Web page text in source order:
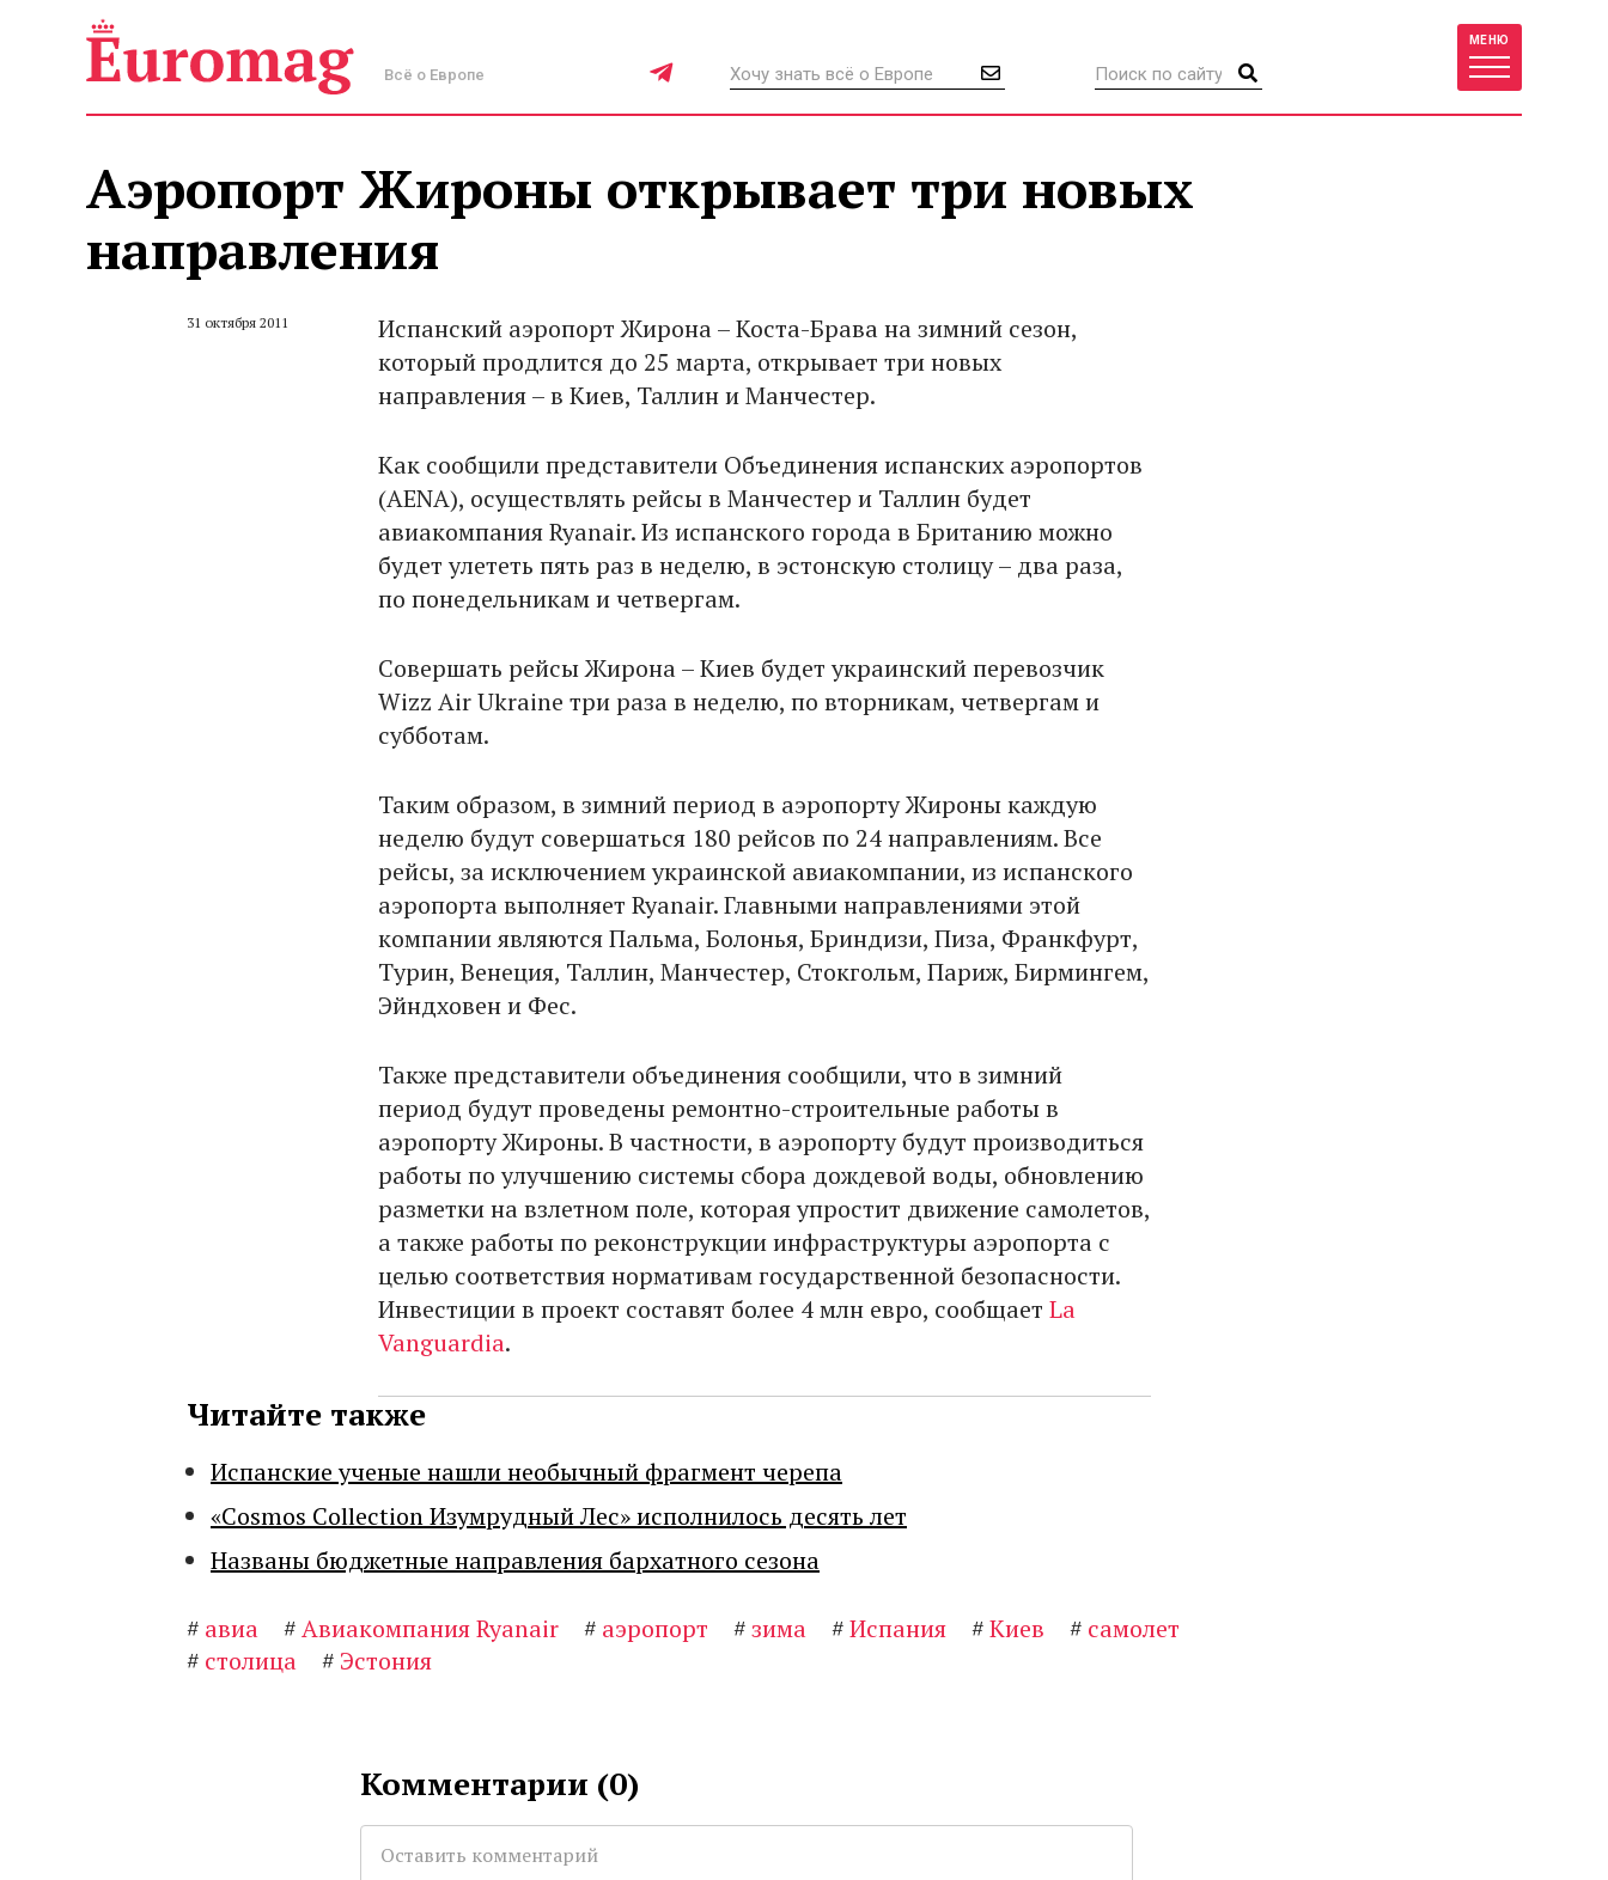
Всё о Европе
МЕНЮ
Аэропорт Жироны открывает три новых
направления
31 октября 2011
Испанский аэропорт Жирона – Коста-Брава на зимний сезон,
который продлится до 25 марта, открывает три новых
направления – в Киев, Таллин и Манчестер.
Как сообщили представители Объединения испанских аэропортов
(AENA), осуществлять рейсы в Манчестер и Таллин будет
авиакомпания Ryanair. Из испанского города в Британию можно
будет улететь пять раз в неделю, в эстонскую столицу – два раза,
по понедельникам и четвергам.
Совершать рейсы Жирона – Киев будет украинский перевозчик
Wizz Air Ukraine три раза в неделю, по вторникам, четвергам и
субботам.
Таким образом, в зимний период в аэропорту Жироны каждую
неделю будут совершаться 180 рейсов по 24 направлениям. Все
рейсы, за исключением украинской авиакомпании, из испанского
аэропорта выполняет Ryanair. Главными направлениями этой
компании являются Пальма, Болонья, Бриндизи, Пиза, Франкфурт,
Турин, Венеция, Таллин, Манчестер, Стокгольм, Париж, Бирмингем,
Эйндховен и Фес.
Также представители объединения сообщили, что в зимний
период будут проведены ремонтно-строительные работы в
аэропорту Жироны. В частности, в аэропорту будут производиться
работы по улучшению системы сбора дождевой воды, обновлению
разметки на взлетном поле, которая упростит движение самолетов,
а также работы по реконструкции инфраструктуры аэропорта с
целью соответствия нормативам государственной безопасности.
Инвестиции в проект составят более 4 млн евро, сообщает La
Vanguardia.
Читайте также
Испанские ученые нашли необычный фрагмент черепа
«Cosmos Collection Изумрудный Лес» исполнилось десять лет
Названы бюджетные направления бархатного сезона
# авиа #Авиакомпания Ryanair # аэропорт #зима #Испания #Киев # самолет
# столица # Эстония
Комментарии (0)